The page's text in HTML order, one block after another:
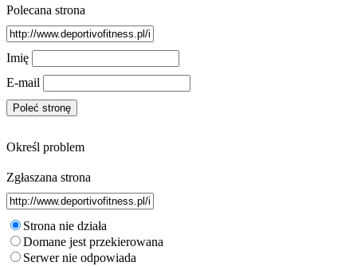
Polecana strona
Imię
E-mail
Określ problem
Zgłaszana strona
Strona nie działa
Domane jest przekierowana
Serwer nie odpowiada